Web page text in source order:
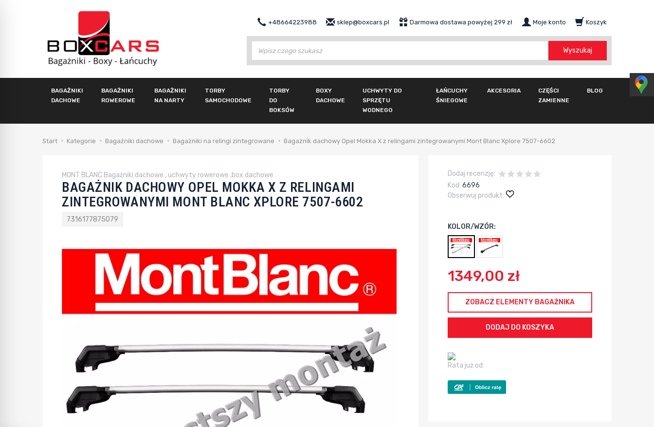
+48664223988 Darmowa dostawa powyżej 299 zł
sklep@boxcars.pl Moje konto Koszyk
Wyszukaj
BAGAŻNIKI
DACHOWE
BAGAŻNIKI
ROWEROWE
BAGAŻNIKI
NA NARTY
TORBY
SAMOCHODOWE
TORBY
DO
BOKSÓW
BOXY
DACHOWE
UCHWYTY DO
SPRZĘTU
WODNEGO
ŁAŃCUCHY
ŚNIEGOWE
AKCESORIA
CZĘŚCI
ZAMIENNE
BLOG
Start Kategorie Bagażniki dachowe Bagażniki na relingi zintegrowane Bagażnik dachowy Opel Mokka X z relingami zintegrowanymi Mont Blanc Xplore 7507-6602
MONT BLANC Bagażniki dachowe , uchwyty rowerowe ,box dachowe
BAGAŻNIK DACHOWY OPEL MOKKA X Z RELINGAMI
ZINTEGROWANYMI MONT BLANC XPLORE 7507-6602
7316177875079
Dodaj recenzję:
Kod: 6696
Obserwuj produkt:
KOLOR/WZÓR:
1349,00 zł
ZOBACZ ELEMENTY BAGAŻNIKA
Rata już od: